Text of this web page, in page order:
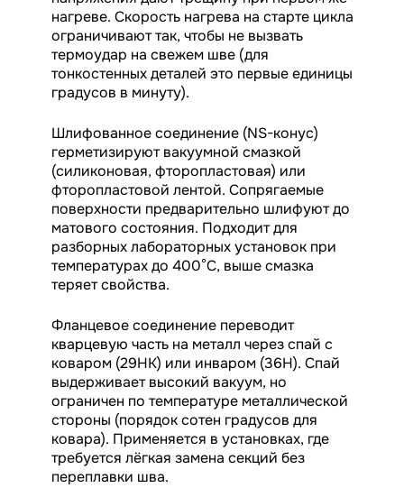
нагреве. Скорость нагрева на старте цикла
ограничивают так, чтобы не вызвать
термоудар на свежем шве (для
тонкостенных деталей это первые единицы
градусов в минуту).
Шлифованное соединение (NS-конус)
герметизируют вакуумной смазкой
(силиконовая, фторопластовая) или
фторопластовой лентой. Сопрягаемые
поверхности предварительно шлифуют до
матового состояния. Подходит для
разборных лабораторных установок при
температурах до 400°C, выше смазка
теряет свойства.
Фланцевое соединение переводит
кварцевую часть на металл через спай с
коваром (29НК) или инваром (36Н). Спай
выдерживает высокий вакуум, но
ограничен по температуре металлической
стороны (порядок сотен градусов для
ковара). Применяется в установках, где
требуется лёгкая замена секций без
переплавки шва.